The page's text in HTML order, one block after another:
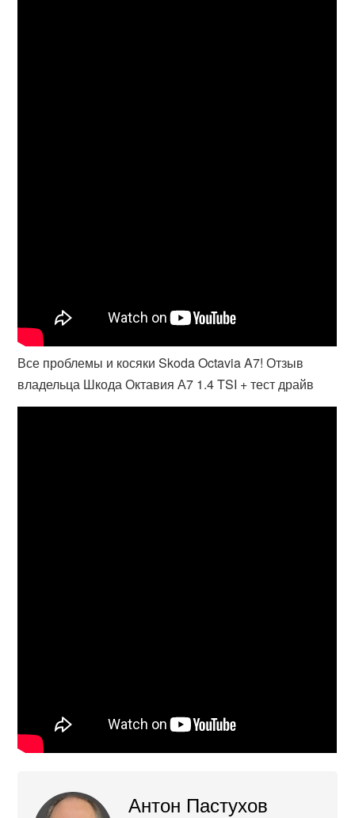
Все проблемы и косяки Skoda Octavia A7! Отзыв
владельца Шкода Октавия А7 1.4 TSI + тест драйв
Антон Пастухов